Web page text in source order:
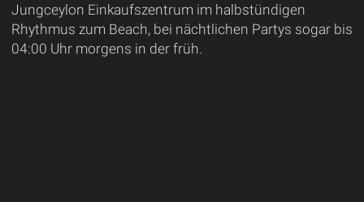
Jungceylon Einkaufszentrum im halbstündigen
Rhythmus zum Beach, bei nächtlichen Partys sogar bis
04:00 Uhr morgens in der früh.